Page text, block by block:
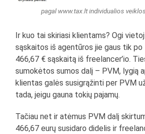
pagal www.tax.lt individualios
Ir kuo tai skiriasi klientams? Ogi
sąskaitos iš agentūros jie gaus tik
466,67 € sąskaitą iš freelancer’io.
sumokėtos sumos dalį – PVM, lygią
klientas galės susigrąžinti per PVM
tada, jeigu gauna tokių pajamų.
Tačiau net ir atėmus PVM dalį
466,67 eurų susidaro didelis ir